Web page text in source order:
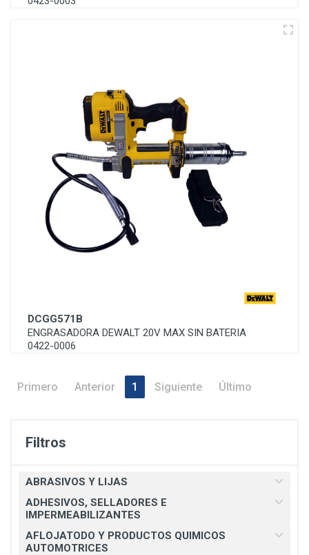
Filtros
ABRASIVOS Y LIJAS
ADHESIVOS, SELLADORES E
IMPERMEABILIZANTES
AFLOJATODO Y PRODUCTOS QUIMICOS
AUTOMOTRICES
DCGG571B
ENGRASADORA DEWALT 20V MAX SIN BATERIA
0422-0006
Primero Anterior 1 Siguiente Último